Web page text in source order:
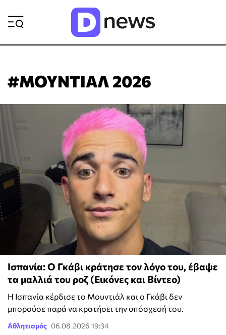
#ΜΟΥΝΤΙΑΛ 2026
Ισπανία: Ο Γκάβι κράτησε τον λόγο του, έβαψε
τα μαλλιά του ροζ (Εικόνες και Βίντεο)
Η Ισπανία κέρδισε το Μουντιάλ και ο Γκάβι δεν
μπορούσε παρά να κρατήσει την υπόσχεσή του.
Αθλητισμός 06.08.2026 19:34